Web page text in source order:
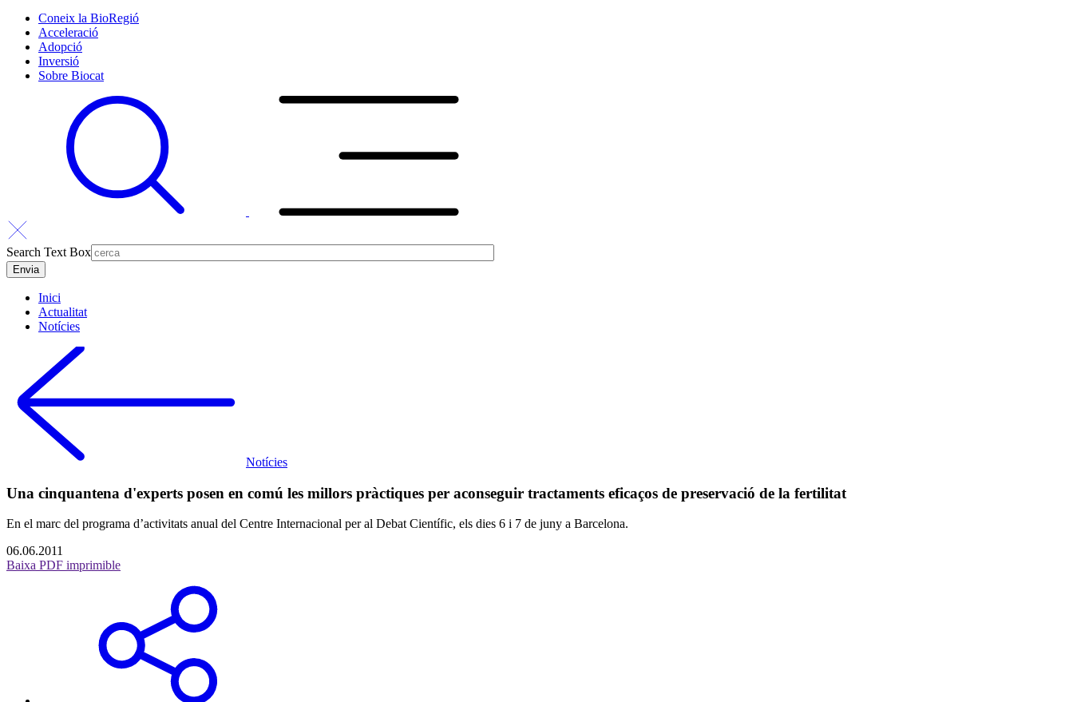
Coneix la BioRegió
Acceleració
Adopció
Inversió
Sobre Biocat
Search Text Box
Inici
Actualitat
Notícies
Notícies
Una cinquantena d'experts posen en comú les millors pràctiques per aconseguir tractaments eficaços de preservació de la fertilitat
En el marc del programa d’activitats anual del Centre Internacional per al Debat Científic, els dies 6 i 7 de juny a Barcelona.
06.06.2011
Baixa PDF imprimible